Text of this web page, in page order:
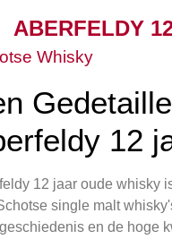
ABERFELDY
Whisky
12
12 jaar oude whisky
single malt
en de hoge